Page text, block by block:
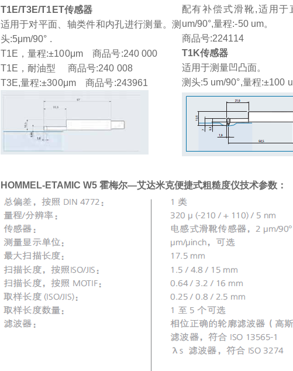
T1E/T3E/T1ET传感器
适用于对平面、轴类件和内孔进行测量。测
头:5μm/90° .
T1E，量程:±100μm 商品号:240 000
T1E，耐油型 商品号:240 008
T3E,量程:±300μm 商品号:243961
配有补偿式滑靴,适用
um/90°,量程:-50 um。
商品号:224114
T1K传感器
适用于测量凹凸面。
测头:5 um/90°,量程:±100
HOMMEL-ETAMIC W5 霍梅尔—艾达米克便捷式粗糙度仪技术参数：